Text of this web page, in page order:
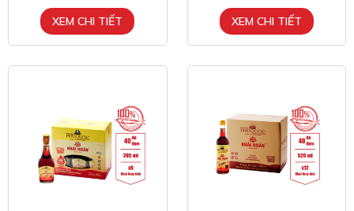
XEM CHI TIẾT XEM CHI TIẾT